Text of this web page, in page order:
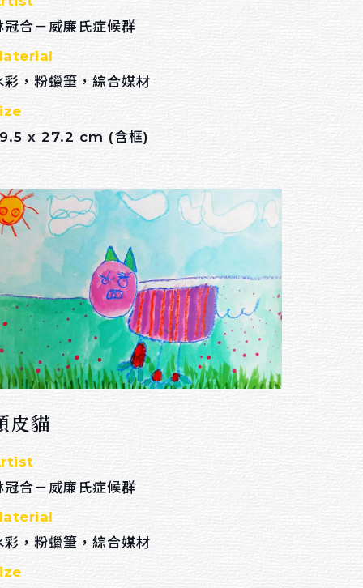
冠合－威廉氏症候群
彩，粉蠟筆，綜合媒材
x 27.2 cm (含框)
皮貓
冠合－威廉氏症候群
彩，粉蠟筆，綜合媒材